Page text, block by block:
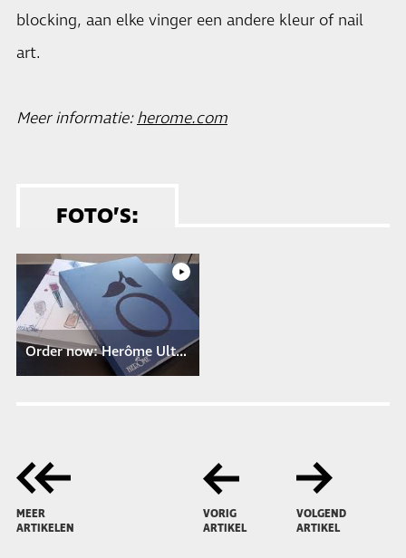
blocking, aan elke vinger een andere kleur of nail
art.
Meer informatie:herome.com
FOTO’S:
Order now: Herôme Ultimate Desire Box
MEER
ARTIKELEN
VORIG
ARTIKEL
VOLGEND
ARTIKEL